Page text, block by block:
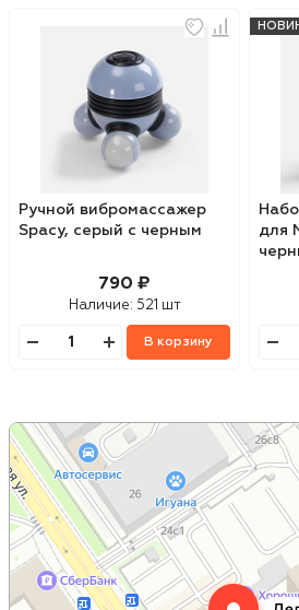
Ручной вибромассажер
Spacy, серый с черным
790 ₽
Наличие: 521 шт
В корзину
для